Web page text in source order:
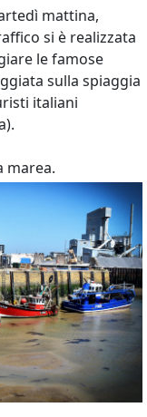
mattina,
si è realizzata
le famose
sulla spiaggia
italiani
marea.